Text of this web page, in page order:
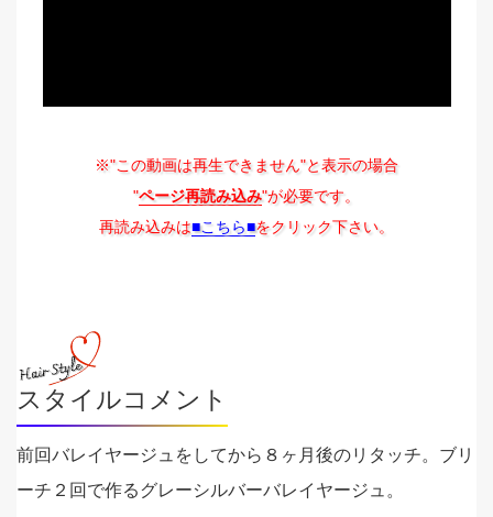
※"この動画は再生できません"と表示の場合
"ページ再読み込み"が必要です。
再読み込みは■こちら■をクリック下さい。
スタイルコメント
前回バレイヤージュをしてから８ヶ月後のリタッチ。ブリ
ーチ２回で作るグレーシルバーバレイヤージュ。